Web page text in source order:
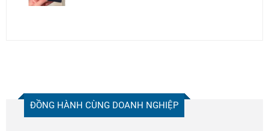
ĐỒNG HÀNH CÙNG DOANH NGHIỆP